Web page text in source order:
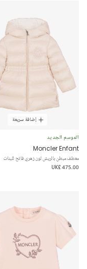
إضافة سريعة
الموسم الجديد
Moncler Enfant
معطف مبطن بالريش لون زهري فاتح للبنات
UK£ 475.00